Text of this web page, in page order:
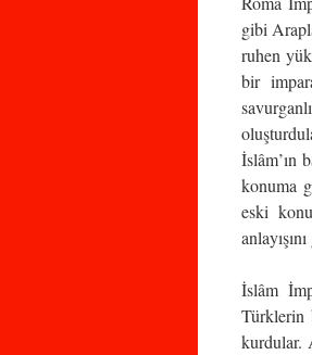
gibi
ruhen
bir
İslâm’ın
konuma
eski
İslâm
Türklerin
kurdular.